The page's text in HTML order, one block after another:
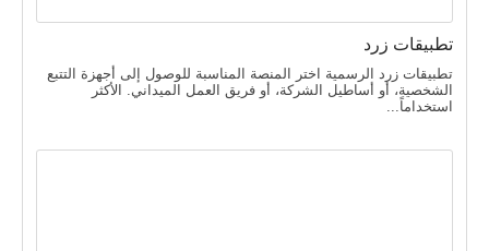
تطبيقات زرد
تطبيقات زرد الرسمية اختر المنصة المناسبة للوصول إلى أجهزة التتبع
الشخصية، أو أساطيل الشركة، أو فريق العمل الميداني. الأكثر
استخداماً...